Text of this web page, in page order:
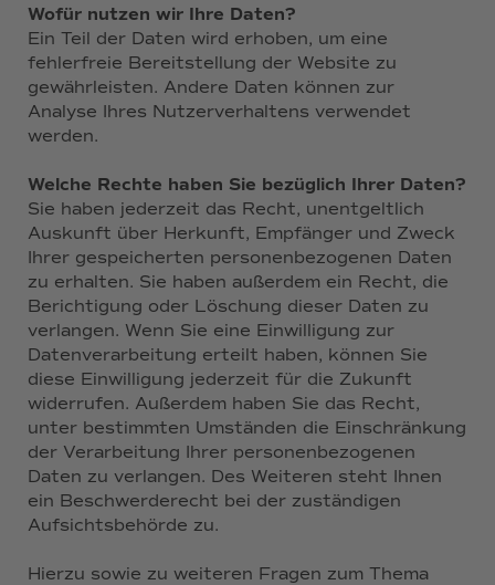
Wofür nutzen wir Ihre Daten?
Ein Teil der Daten wird erhoben, um eine
fehlerfreie Bereitstellung der Website zu
gewährleisten. Andere Daten können zur
Analyse Ihres Nutzerverhaltens verwendet
werden.
Welche Rechte haben Sie bezüglich Ihrer Daten?
Sie haben jederzeit das Recht, unentgeltlich
Auskunft über Herkunft, Empfänger und Zweck
Ihrer gespeicherten personenbezogenen Daten
zu erhalten. Sie haben außerdem ein Recht, die
Berichtigung oder Löschung dieser Daten zu
verlangen. Wenn Sie eine Einwilligung zur
Datenverarbeitung erteilt haben, können Sie
diese Einwilligung jederzeit für die Zukunft
widerrufen. Außerdem haben Sie das Recht,
unter bestimmten Umständen die Einschränkung
der Verarbeitung Ihrer personenbezogenen
Daten zu verlangen. Des Weiteren steht Ihnen
ein Beschwerderecht bei der zuständigen
Aufsichtsbehörde zu.
Hierzu sowie zu weiteren Fragen zum Thema